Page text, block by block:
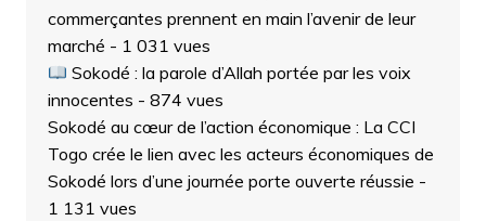
commerçantes prennent en main l’avenir de leur
marché - 1 031 vues
Sokodé : la parole d’Allah portée par les voix
innocentes - 874 vues
Sokodé au cœur de l’action économique : La CCI
Togo crée le lien avec les acteurs économiques de
Sokodé lors d’une journée porte ouverte réussie -
1 131 vues